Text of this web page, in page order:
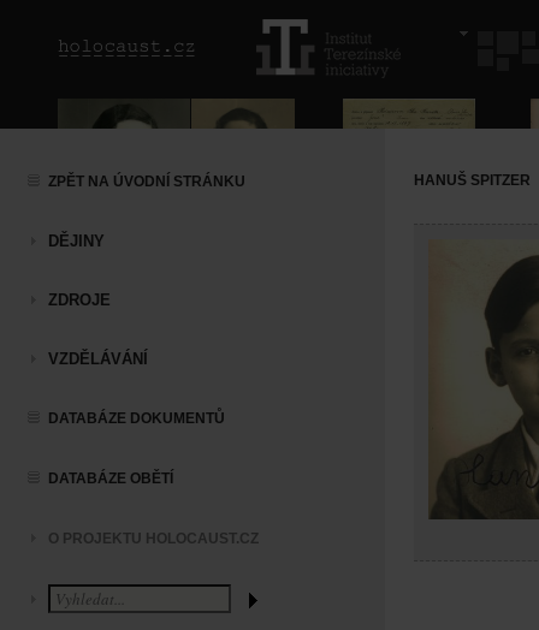
ZPĚT NA ÚVODNÍ STRÁNKU
DĚJINY
ZDROJE
VZDĚLÁVÁNÍ
DATABÁZE DOKUMENTŮ
DATABÁZE OBĚTÍ
O PROJEKTU HOLOCAUST.CZ
HANUŠ SPITZER